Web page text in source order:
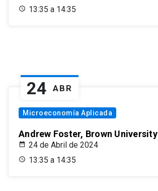
13:35 a 14:35
24 ABR
Microeconomía Aplicada
Andrew Foster, Brown University
24 de Abril de 2024
13:35 a 14:35